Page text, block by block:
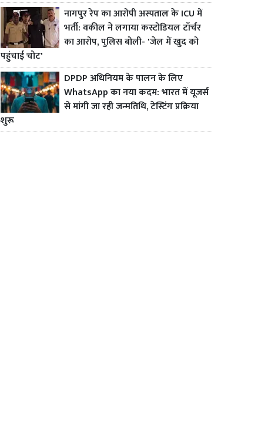
नागपुर रेप का आरोपी अस्पताल के ICU में
भर्ती: वकील ने लगाया कस्टोडियल टॉर्चर
का आरोप, पुलिस बोली- 'जेल में खुद को
पहुंचाई चोट'
DPDP अधिनियम के पालन के लिए
WhatsApp का नया कदम: भारत में यूजर्स
से मांगी जा रही जन्मतिथि, टेस्टिंग प्रक्रिया
शुरू